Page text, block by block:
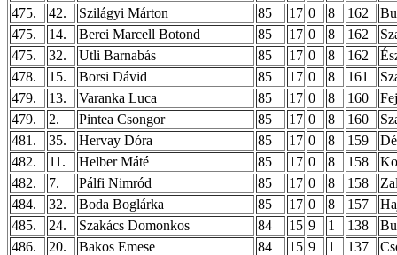
475.
42. Szilágyi Márton 85 17 0 8 162
475.
14. Berei Marcell Botond 85 17 0 8 162
475.
32. Utli Barnabás 85 17 0 8 162
478.
15. Borsi Dávid 85 17 0 8 161
479.
13. Varanka Luca 85 17 0 8 160
479.
2. Pintea Csongor 85 17 0 8 160
481.
35. Hervay Dóra 85 17 0 8 159
482.
11. Helber Máté 85 17 0 8 158
482.
7. Pálfi Nimród 85 17 0 8 158
484.
32. Boda Boglárka 85 17 0 8 157
485.
24. Szakács Domonkos 84 15 9 1 138
486.
20. Bakos Emese 84 15 9 1 137